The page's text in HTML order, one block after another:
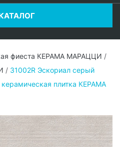
фиеста КЕРАМА МАРАЦЦИ /
/ 31002R Эскориал серый
плитка КЕРАМА